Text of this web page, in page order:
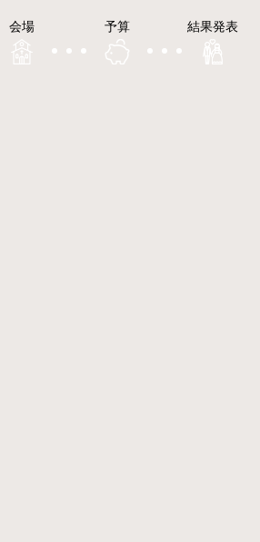
会場 予算 結果発表